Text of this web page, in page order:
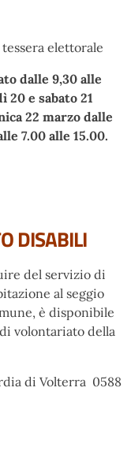
elettorale
dalle 9,30 alle
20 e sabato21
22 marzo dalle
7.00 alle 15.00.
DISABILI
del servizio di
al seggio
è disponibile
volontariato della
di Volterra 0588